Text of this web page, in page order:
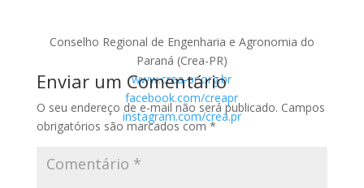
Conselho Regional de Engenharia e Agronomia do
Paraná (Crea-PR)
www.crea-pr.org.br
facebook.com/creapr
instagram.com/crea.pr
Enviar um Comentário
O seu endereço de e-mail não será publicado. Campos
obrigatórios são marcados com *